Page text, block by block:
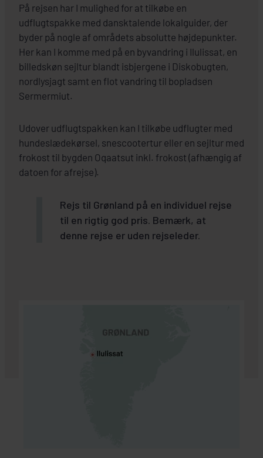
På rejsen har I mulighed for at tilkøbe en
udflugtspakke med dansktalende lokalguider, der
byder på nogle af områdets absolutte højdepunkter.
Her kan I komme med på en byvandring i Ilulissat, en
billedskøn sejltur blandt isbjergene i Diskobugten,
nordlysjagt samt en flot vandring til bopladsen
Sermermiut.
Udover udflugtspakken kan I tilkøbe udflugter med
hundeslædekørsel, snescootertur eller en sejltur med
frokost til bygden Oqaatsut inkl. frokost (afhængig af
datoen for afrejse).
Rejs til Grønland på en individuel rejse
til en rigtig god pris. Bemærk, at
denne rejse er uden rejseleder.